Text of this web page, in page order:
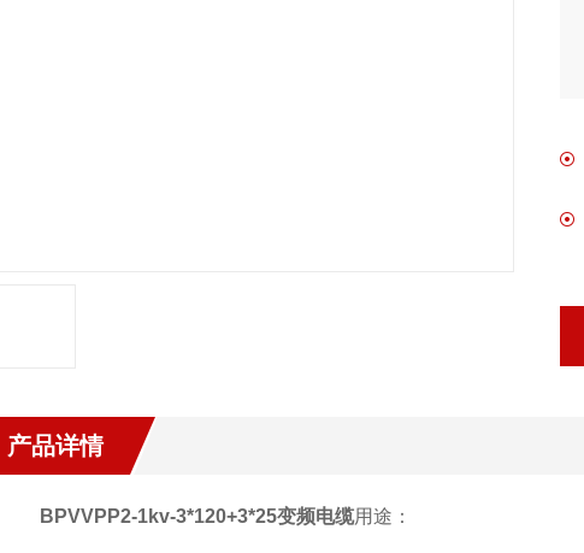
产品详情
BPVVPP2-1kv-3*120+3*25变频电缆用途：